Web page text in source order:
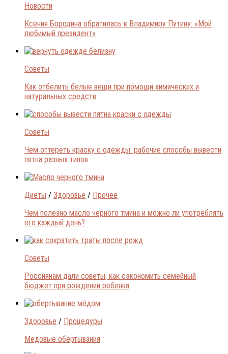
Новости
Ксения Бородина обратилась к Владимиру Путину: «Мой
любимый президент»
Советы
Как отбелить белые вещи при помощи химических и
натуральных средств
Советы
Чем оттереть краску с одежды: рабочие способы вывести
пятна разных типов
Диеты / Здоровье / Прочее
Чем полезно масло черного тмина и можно ли употреблять
его каждый день?
Советы
Россиянам дали советы, как сэкономить семейный
бюджет при рождении ребенка
Здоровье / Процедуры
Медовые обертывания